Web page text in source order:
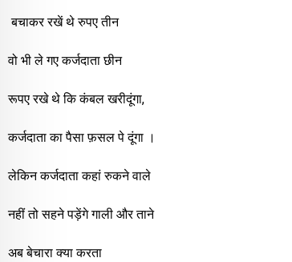
बचाकर रखें थे रुपए तीन
वो भी ले गए कर्जदाता छीन
रूपए रखे थे कि कंबल खरीदूंगा,
कर्जदाता का पैसा फ़सल पे दूंगा ।
लेकिन कर्जदाता कहां रुकने वाले
नहीं तो सहने पड़ेंगे गाली और ताने
अब बेचारा क्या करता